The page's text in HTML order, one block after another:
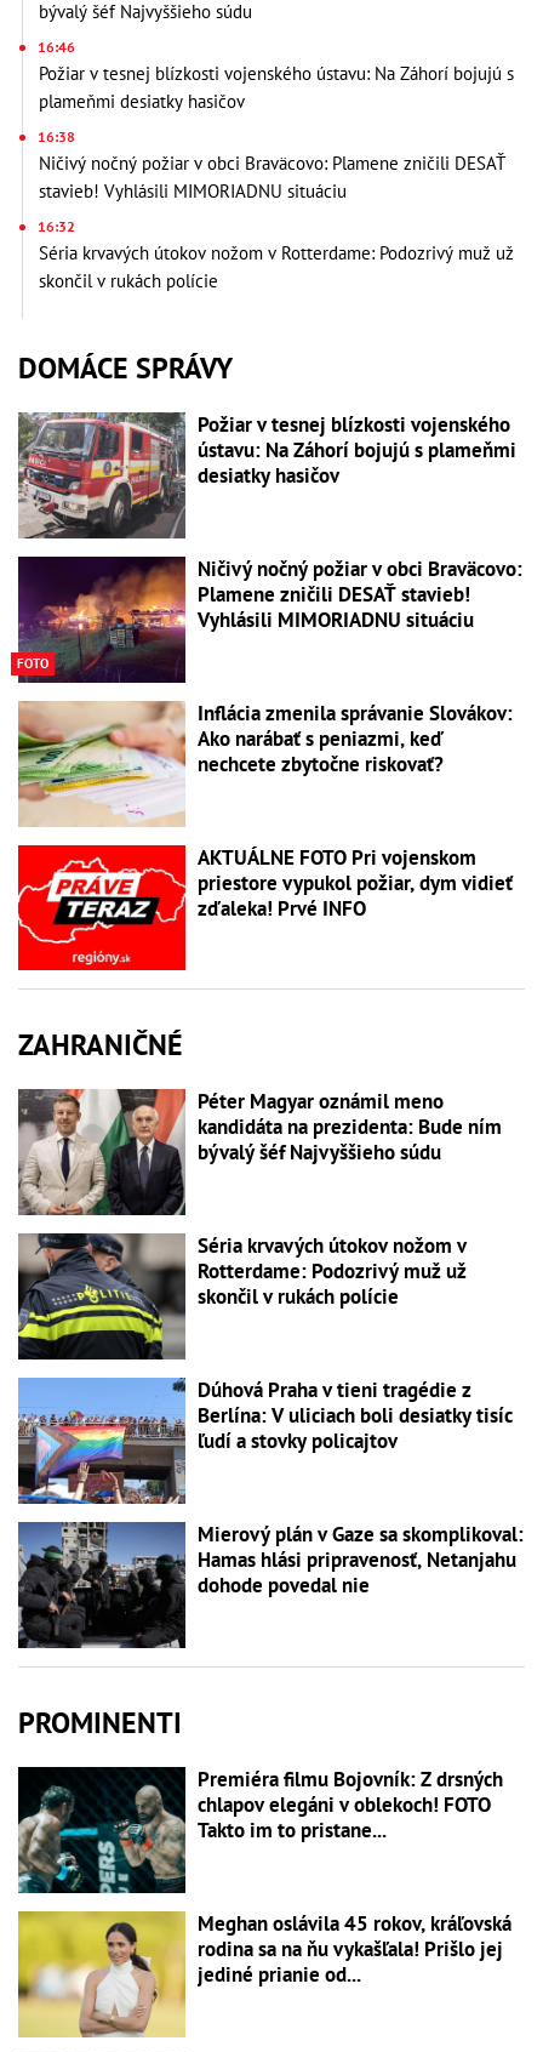
bývalý šéf Najvyššieho súdu
16:46
Požiar v tesnej blízkosti vojenského ústavu: Na Záhorí bojujú s
plameňmi desiatky hasičov
16:38
Ničivý nočný požiar v obci Braväcovo: Plamene zničili DESAŤ
stavieb! Vyhlásili MIMORIADNU situáciu
16:32
Séria krvavých útokov nožom v Rotterdame: Podozrivý muž už
skončil v rukách polície
DOMÁCE SPRÁVY
Požiar v tesnej blízkosti vojenského
ústavu: Na Záhorí bojujú s plameňmi
desiatky hasičov
FOTO
Ničivý nočný požiar v obci Braväcovo:
Plamene zničili DESAŤ stavieb!
Vyhlásili MIMORIADNU situáciu
Inflácia zmenila správanie Slovákov:
Ako narábať s peniazmi, keď
nechcete zbytočne riskovať?
AKTUÁLNE FOTO Pri vojenskom
priestore vypukol požiar, dym vidieť
zďaleka! Prvé INFO
ZAHRANIČNÉ
Péter Magyar oznámil meno
kandidáta na prezidenta: Bude ním
bývalý šéf Najvyššieho súdu
Séria krvavých útokov nožom v
Rotterdame: Podozrivý muž už
skončil v rukách polície
Dúhová Praha v tieni tragédie z
Berlína: V uliciach boli desiatky tisíc
ľudí a stovky policajtov
Mierový plán v Gaze sa skomplikoval:
Hamas hlási pripravenosť, Netanjahu
dohode povedal nie
PROMINENTI
Premiéra filmu Bojovník: Z drsných
chlapov elegáni v oblekoch! FOTO
Takto im to pristane...
Meghan oslávila 45 rokov, kráľovská
rodina sa na ňu vykašľala! Prišlo jej
jediné prianie od...